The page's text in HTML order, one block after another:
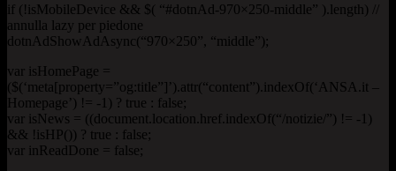
if (!isMobileDevice && $( “#dotnAd-970×250-middle” ).length) //
annulla lazy per piedone
dotnAdShowAdAsync(“970×250”, “middle”);
var isHomePage =
($(‘meta[property=”og:title”]’).attr(“content”).indexOf(‘ANSA.it –
Homepage’) != -1) ? true : false;
var isNews = ((document.location.href.indexOf(“/notizie/”) != -1)
&& !isHP()) ? true : false;
var inReadDone = false;